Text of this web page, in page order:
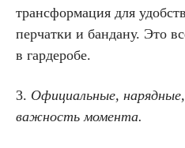
трансформация для
перчатки и бандану. Это
в гардеробе.
3. Официальные,
важность момента.